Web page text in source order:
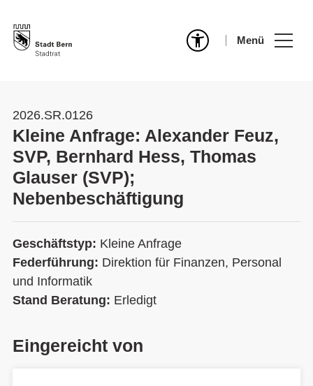
Menü
2026.SR.0126
Kleine Anfrage: Alexander Feuz,
SVP, Bernhard Hess, Thomas
Glauser (SVP);
Nebenbeschäftigung
Geschäftstyp: Kleine Anfrage
Federführung: Direktion für Finanzen, Personal
und Informatik
Stand Beratung: Erledigt
Eingereicht von